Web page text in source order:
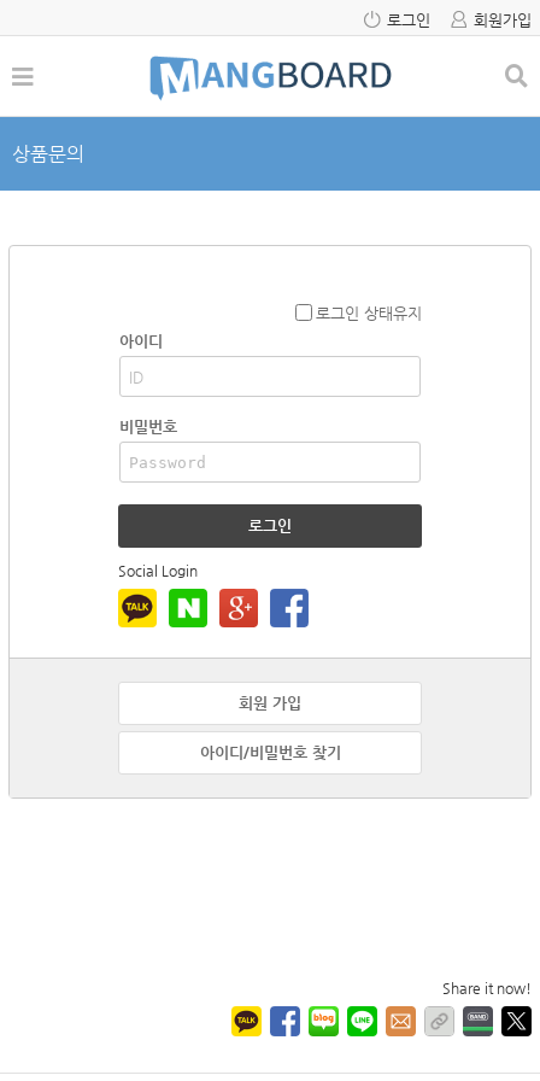
로그인 회원가입
상품문의
로그인 상태유지
아이디
비밀번호
로그인
Social Login
회원 가입
아이디/비밀번호 찾기
Share it now!